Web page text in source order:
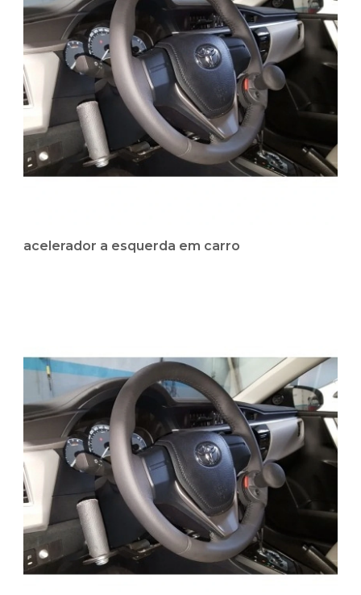
acelerador a esquerda em carro